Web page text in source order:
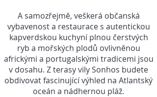
A samozřejmě, veškerá občanská
vybavenost a restaurace s autentickou
kapverdskou kuchyní plnou čerstvých
ryb a mořských plodů ovlivněnou
africkými a portugalskými tradicemi jsou
v dosahu. Z terasy vily Sonhos budete
obdivovat fascinující výhled na Atlantský
oceán a nádhernou pláž.